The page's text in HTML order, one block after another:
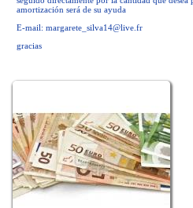
amortización será de su ayuda
E-mail: margarete_silva14@live.fr
gracias